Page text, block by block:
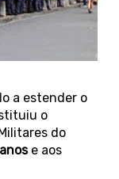
a estender o
o
do
e aos